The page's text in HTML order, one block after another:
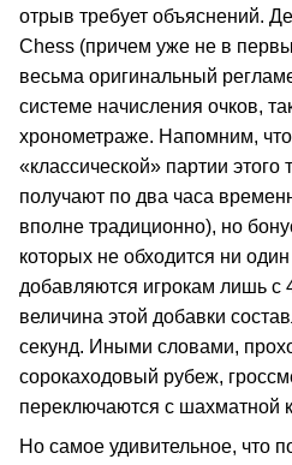
отрыв требует объяснений.
Chess (причем уже не в
весьма оригинальный
системе начисления очков,
хронометраже. Напомним,
«классической» партии этого
получают по два часа
вполне традиционно), но
которых не обходится ни
добавляются игрокам лишь с
величина этой добавки
секунд. Иными словами,
сорокаходовый рубеж,
переключаются с шахматной
Но самое удивительное, что